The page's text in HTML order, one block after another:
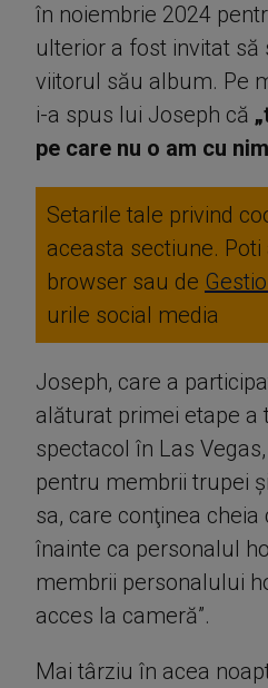
în noiembrie 2024
ulterior a fost invitat
viitorul său album. Pe
i-a spus lui Joseph că
pe care nu o am cu
Setarile tale privind
aceasta sectiune.
browser sau de
urile social media
Joseph, care a
alăturat primei etape
spectacol în Las
pentru membrii trupei
sa, care conţinea
înainte ca personalul
membrii personalului
acces la cameră”.
Mai târziu în acea